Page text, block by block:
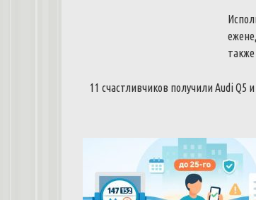
также
11 счастливчиков получилиAudiQ5 и